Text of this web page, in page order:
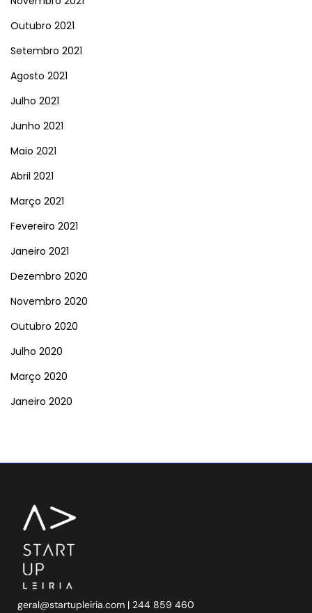
Outubro 2021
Setembro 2021
Agosto 2021
Julho 2021
Junho 2021
Maio 2021
Abril 2021
Março 2021
Fevereiro 2021
Janeiro 2021
Dezembro 2020
Novembro 2020
Outubro 2020
Julho 2020
Março 2020
Janeiro 2020
geral@startupleiria.com | 244 859 460